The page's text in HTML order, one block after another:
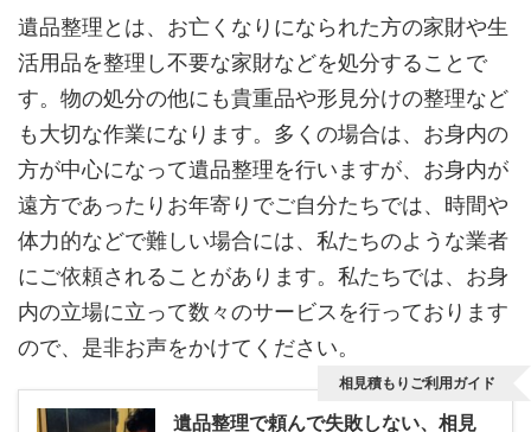
遺品整理とは、お亡くなりになられた方の家財や生
活用品を整理し不要な家財などを処分することで
す。物の処分の他にも貴重品や形見分けの整理など
も大切な作業になります。多くの場合は、お身内の
方が中心になって遺品整理を行いますが、お身内が
遠方であったりお年寄りでご自分たちでは、時間や
体力的などで難しい場合には、私たちのような業者
にご依頼されることがあります。私たちでは、お身
内の立場に立って数々のサービスを行っております
ので、是非お声をかけてください。
遺品整理で頼んで失敗しない、相見
相見積もりご利用ガイド